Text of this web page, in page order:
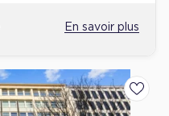
En savoir plus